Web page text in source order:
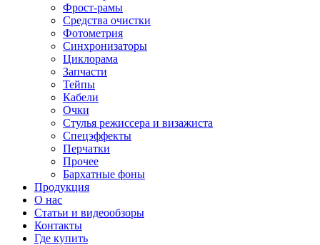
Фрост-рамы
Средства очистки
Фотометрия
Синхронизаторы
Циклорама
Запчасти
Тейпы
Кабели
Очки
Стулья режиссера и визажиста
Спецэффекты
Перчатки
Прочее
Бархатные фоны
Продукция
О нас
Статьи и видеообзоры
Контакты
Где купить